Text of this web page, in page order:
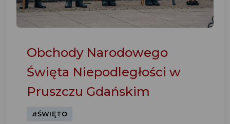
Obchody Narodowego
Święta Niepodległości w
Pruszczu Gdańskim
#ŚWIĘTO